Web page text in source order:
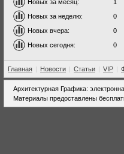
Новых за месяц:
1
Новых за неделю:
0
Новых вчера:
0
Новых сегодня:
0
Главная | Новости | Статьи | VIP |
Архитектурная Графика:
Материалы предоставлены